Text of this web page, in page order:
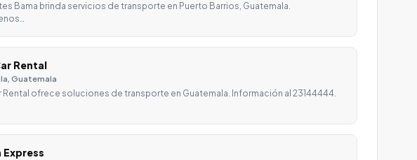
Bama brinda servicios de transporte en Puerto Barrios, Guatemala.
Rental
Guatemala
Rental ofrece soluciones de transporte en Guatemala. Información al 23144444.
Express